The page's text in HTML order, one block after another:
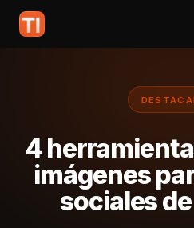
4
imágenes
sociales